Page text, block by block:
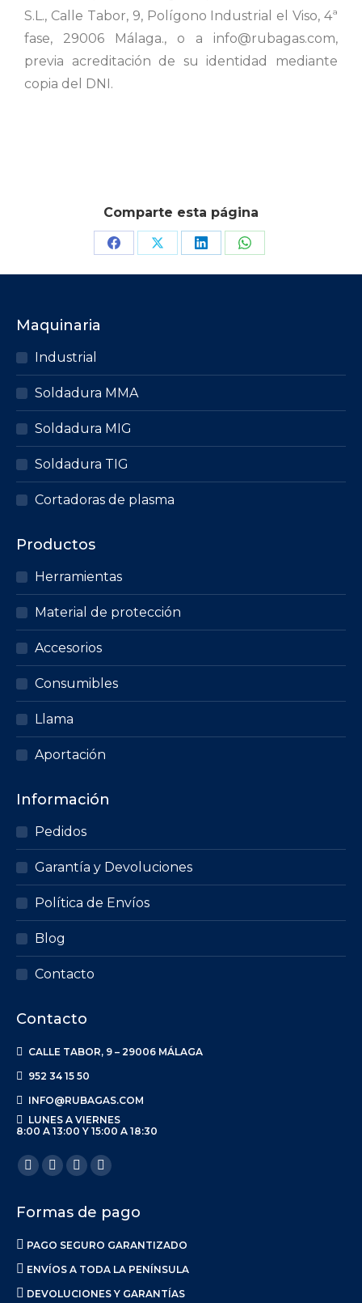
S.L., Calle Tabor, 9, Polígono Industrial el Viso, 4ª
fase, 29006 Málaga., o a info@rubagas.com,
previa acreditación de su identidad mediante
copia del DNI.
Comparte esta página
Maquinaria
Industrial
Soldadura MMA
Soldadura MIG
Soldadura TIG
Cortadoras de plasma
Productos
Herramientas
Material de protección
Accesorios
Consumibles
Llama
Aportación
Información
Pedidos
Garantía y Devoluciones
Política de Envíos
Blog
Contacto
Contacto
CALLE TABOR, 9 – 29006 MÁLAGA
952 34 15 50
INFO@RUBAGAS.COM
LUNES A VIERNES
8:00 A 13:00 Y 15:00 A 18:30
Encuéntranos en:
Formas de pago
PAGO SEGURO GARANTIZADO
ENVÍOS A TODA LA PENÍNSULA
DEVOLUCIONES Y GARANTÍAS